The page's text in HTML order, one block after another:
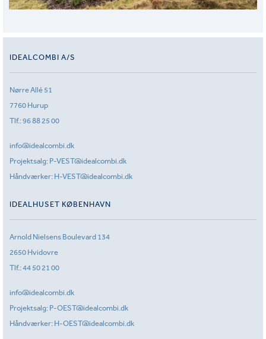
IDEALCOMBI A/S
Nørre Allé 51
7760 Hurup
Tlf.:96 88 25 00
info@idealcombi.dk
Projektsalg: P-VEST@idealcombi.dk
Håndværker: H-VEST@idealcombi.dk
IDEALHUSET KØBENHAVN
Arnold Nielsens Boulevard 134
2650 Hvidovre
Tlf.:44 50 21 00
info@idealcombi.dk
Projektsalg: P-OEST@idealcombi.dk
Håndværker: H-OEST@idealcombi.dk